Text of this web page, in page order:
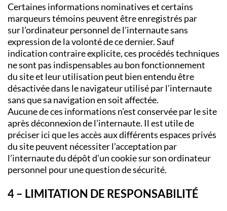
Certaines informations nominatives et certains
marqueurs témoins peuvent être enregistrés par
sur l’ordinateur personnel de l’internaute sans
expression de la volonté de ce dernier. Sauf
indication contraire explicite, ces procédés techniques
ne sont pas indispensables au bon fonctionnement
du site et leur utilisation peut bien entendu être
désactivée dans le navigateur utilisé par l’internaute
sans que sa navigation en soit affectée.
Aucune de ces informations n’est conservée par le site
après déconnexion de l’internaute. Il est utile de
préciser ici que les accès aux différents espaces privés
du site peuvent nécessiter l’acceptation par
l’internaute du dépôt d’un cookie sur son ordinateur
personnel pour une question de sécurité.
4 – LIMITATION DE RESPONSABILITÉ